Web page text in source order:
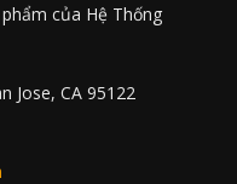
của Hệ Thống
Jose, CA 95122